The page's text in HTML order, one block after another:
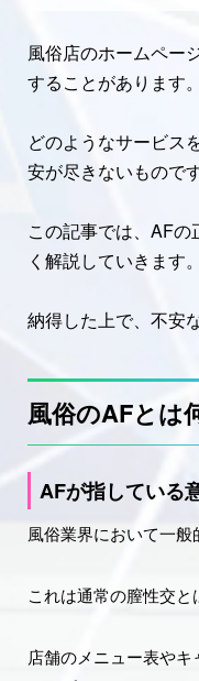
風俗店のホームペー
することがあります。
どのようなサービス
安が尽きないものです
この記事では、AF
く解説していきます。
納得した上で、不安
風俗のAFとは
AFが指している
風俗業界において一般
これは通常の膣性交と
店舗のメニュー表や